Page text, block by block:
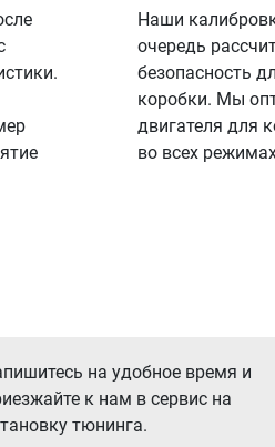
Наши
очередь
безопасность
коробки. Мы
двигателя для
во всех
на удобное время и
к нам в сервис на
тюнинга.